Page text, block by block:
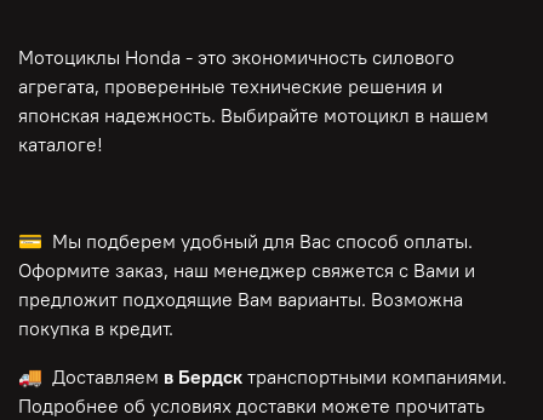
Мотоциклы Honda - это экономичность силового
агрегата, проверенные технические решения и
японская надежность. Выбирайте мотоцикл в нашем
каталоге!
💳 Мы подберем удобный для Вас способ оплаты.
Оформите заказ, наш менеджер свяжется с Вами и
предложит подходящие Вам варианты. Возможна
покупка в кредит.
🚚 Доставляем в Бердск транспортными компаниями.
Подробнее об условиях доставки можете прочитать